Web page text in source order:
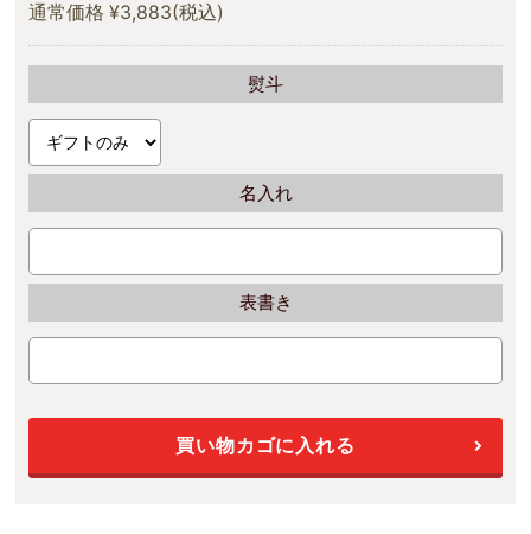
通常価格¥3,883(税込)
熨斗
名入れ
表書き
買い物カゴに入れる